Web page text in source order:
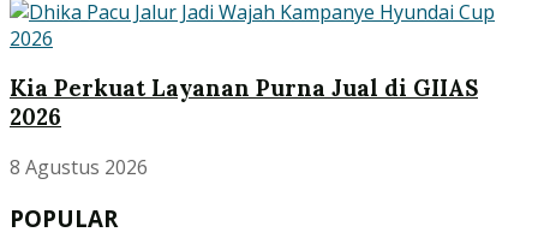
Kia Perkuat Layanan Purna Jual di GIIAS
2026
8 Agustus 2026
POPULAR